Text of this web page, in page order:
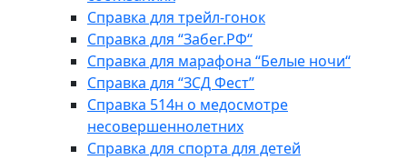
Справка для трейл-гонок
Справка для “Забег.РФ“
Справка для марафона “Белые ночи“
Справка для “ЗСД Фест”
Справка 514н о медосмотре
несовершеннолетних
Справка для спорта для детей